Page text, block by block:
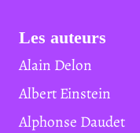
Les auteurs
Alain Delon
Albert Einstein
Alphonse Daudet